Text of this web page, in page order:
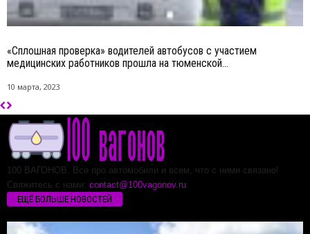
«Сплошная проверка» водителей автобусов с участием
медицинских работников прошла на тюменской...
10 марта, 2023
100 ВАГОНОВ. Все про автомобили и всем, что с ними связано!
Свяжитесь с нами: contact@100vagonov.ru
ЕЩЁ БОЛЬШЕ НОВОСТЕЙ